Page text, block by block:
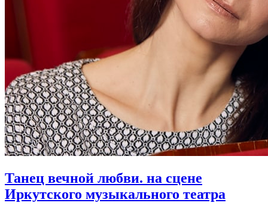
Танец вечной любви. на сцене
Иркутского музыкального театра